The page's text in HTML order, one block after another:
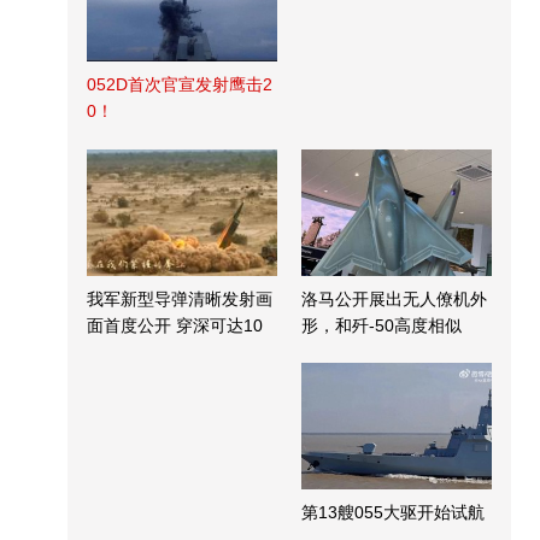
052D首次官宣发射鹰击2
0！
我军新型导弹清晰发射画
面首度公开 穿深可达10
洛马公开展出无人僚机外
形，和歼-50高度相似
第13艘055大驱开始试航